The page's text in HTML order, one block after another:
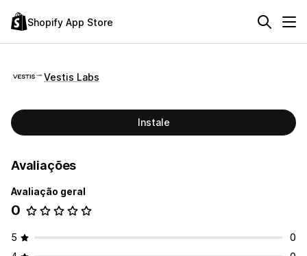
Shopify App Store
Vestis Labs
Instale
Avaliações
Avaliação geral
0
5
0